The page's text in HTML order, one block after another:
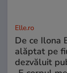
Elle.ro
De ce Ilona
alăptat pe
dezvăluit